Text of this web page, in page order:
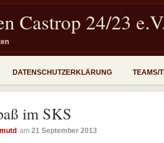
Castrop 24/23
DATENSCHUTZERKLÄRUNG TEAMS/
im SKS
am 21 September 2013